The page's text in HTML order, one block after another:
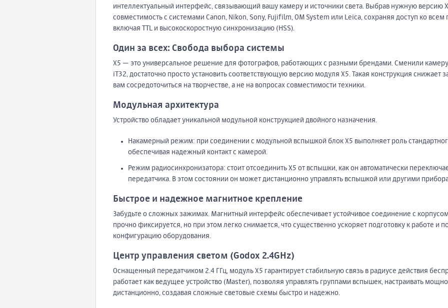
интеллектуальный интерфейс, связывающий вашу камеру и источники света. Выбрав нужную версию
совместимость с системами Canon, Nikon, Sony, Fujifilm, OM System или Leica, сохраняя доступ ко
включая TTL и высокоскоростную синхронизацию (HSS).
Один за всех: Свобода выбора системы
X5 — это универсальное решение для фотографов, работающих с разными брендами. Сменили
iT32, достаточно просто установить соответствующую версию модуля X5. Такая конструкция снижает
вам сосредоточиться на творчестве, а не на вопросах совместимости техники.
Модульная архитектура
Устройство обладает уникальной модульной конструкцией двойного назначения.
Накамерный режим: при соединении с модульной вспышкой блок X5 выполняет роль
обеспечивая надежный контакт с камерой.
Режим радиосинхронизатора: стоит отсоединить X5 от вспышки, как он автоматически
передатчика. В этом состоянии он может дистанционно управлять вспышкой или другими
Быстрое и надежное магнитное крепление
Забудьте о сложных зажимах. Магнитный интерфейс обеспечивает устойчивое соединение с
прочно фиксируется, но при этом легко снимается, что существенно ускоряет подготовку к работе и
конфигурацию оборудования.
Центр управления светом (Godox 2.4GHz)
Оснащенный передатчиком 2.4 ГГц, модуль X5 гарантирует стабильную связь в радиусе действия
работает как ведущее устройство (Master), позволяя управлять группами вспышек, настраивать
дистанционно, создавая сложные световые схемы быстро и надежно.